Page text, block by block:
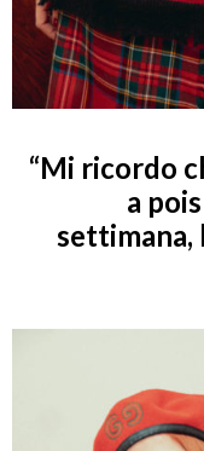
“Mi ricordo
a
settimana,